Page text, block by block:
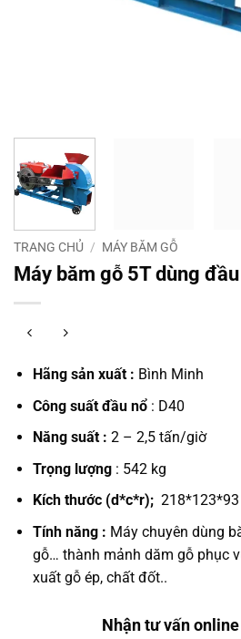
TRANG CHỦ / MÁY BĂM GỖ
Máy băm gỗ 5T dùng
Hãng sản xuất : Bình Minh
Công suất đầu nổ: D40
Năng suất : 2 – 2,5 tấn/giờ
Trọng lượng: 542 kg
Kích thước (d*c*r);218*123*93
Tính năng : Máy chuyên dùng
gỗ… thành mảnh dăm gỗ phục
xuất gỗ ép, chất đốt..
Nhận tư vấn